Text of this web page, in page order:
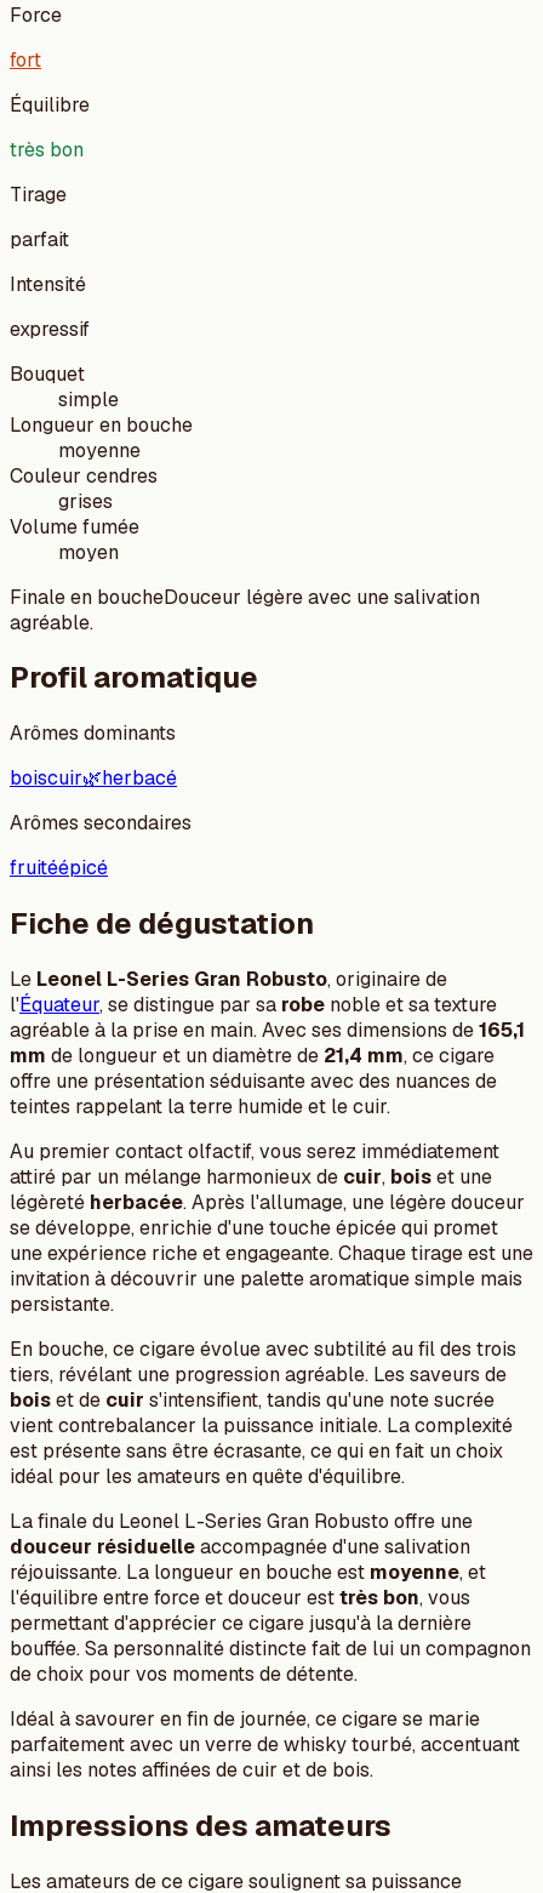
Force
fort
Équilibre
très bon
Tirage
parfait
Intensité
expressif
Bouquet
simple
Longueur en bouche
moyenne
Couleur cendres
grises
Volume fumée
moyen
Finale en boucheDouceur légère avec une salivation
agréable.
Profil aromatique
Arômes dominants
boiscuir🌿herbacé
Arômes secondaires
fruitéépicé
Fiche de dégustation
Le Leonel L-Series Gran Robusto, originaire de
l'Équateur, se distingue par sa robe noble et sa texture
agréable à la prise en main. Avec ses dimensions de165,1
mm de longueur et un diamètre de 21,4 mm, ce cigare
offre une présentation séduisante avec des nuances de
teintes rappelant la terre humide et le cuir.
Au premier contact olfactif, vous serez immédiatement
attiré par un mélange harmonieux de cuir, boiset une
légèreté herbacée. Après l'allumage, une légère douceur
se développe, enrichie d'une touche épicée qui promet
une expérience riche et engageante. Chaque tirage est une
invitation à découvrir une palette aromatique simple mais
persistante.
En bouche, ce cigare évolue avec subtilité au fil des trois
tiers, révélant une progression agréable. Les saveurs de
boiset de cuir s'intensifient, tandis qu'une note sucrée
vient contrebalancer la puissance initiale. La complexité
est présente sans être écrasante, ce qui en fait un choix
idéal pour les amateurs en quête d'équilibre.
La finale du Leonel L-Series Gran Robusto offre une
douceur résiduelleaccompagnée d'une salivation
réjouissante. La longueur en bouche est moyenne, et
l'équilibre entre force et douceur esttrès bon, vous
permettant d'apprécier ce cigare jusqu'à la dernière
bouffée. Sa personnalité distincte fait de lui un compagnon
de choix pour vos moments de détente.
Idéal à savourer en fin de journée, ce cigare se marie
parfaitement avec un verre de whisky tourbé, accentuant
ainsi les notes affinées de cuir et de bois.
Impressions des amateurs
Les amateurs de ce cigare soulignent sa puissance